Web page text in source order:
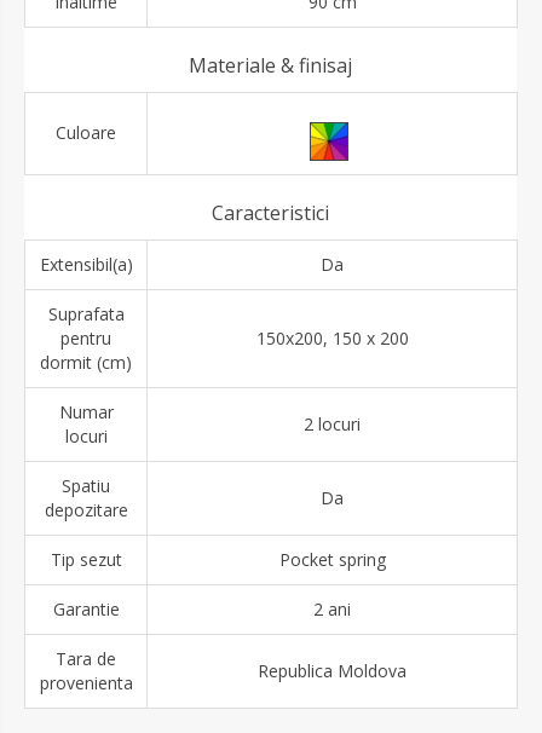
Materiale & finisaj
Culoare
Caracteristici
Extensibil(a) Da
Suprafata
pentru
dormit (cm)
150x200, 150 x 200
Numar
locuri
2 locuri
Spatiu
depozitare
Da
Tip sezut Pocket spring
Garantie 2 ani
Tara de
provenienta
Republica Moldova